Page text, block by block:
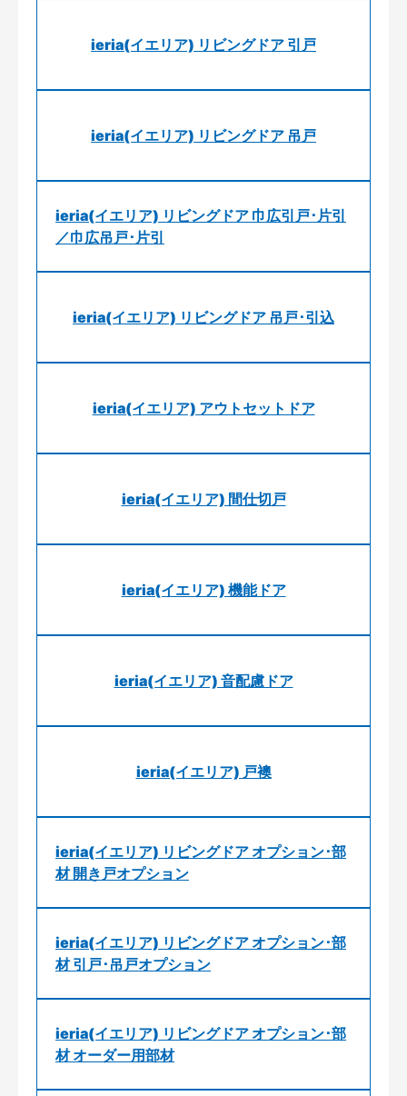
ieria(イエリア) リビングドア 引戸
ieria(イエリア) リビングドア 吊戸
ieria(イエリア) リビングドア 巾広引戸･片引
／巾広吊戸･片引
ieria(イエリア) リビングドア 吊戸･引込
ieria(イエリア) アウトセットドア
ieria(イエリア) 間仕切戸
ieria(イエリア) 機能ドア
ieria(イエリア) 音配慮ドア
ieria(イエリア) 戸襖
ieria(イエリア) リビングドア オプション･部
材 開き戸オプション
ieria(イエリア) リビングドア オプション･部
材 引戸･吊戸オプション
ieria(イエリア) リビングドア オプション･部
材 オーダー用部材